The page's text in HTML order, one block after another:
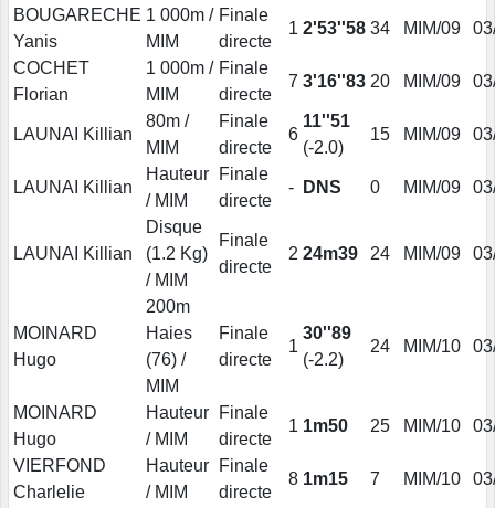
BOUGARECHE
Yanis
1 000m /
MIM
Finale
directe
1 2'53''58 34 MIM/09
COCHET
Florian
1 000m /
MIM
Finale
directe
7 3'16''83 20 MIM/09
LAUNAI Killian
80m /
MIM
Finale
directe
6
11''51
(-2.0)
15 MIM/09
LAUNAI Killian
Hauteur
/ MIM
Finale
directe
- DNS 0 MIM/09
LAUNAI Killian
Disque
(1.2 Kg)
/ MIM
Finale
directe
2 24m39 24 MIM/09
MOINARD
Hugo
200m
Haies
(76) /
MIM
Finale
directe
1
30''89
(-2.2)
24 MIM/10
MOINARD
Hugo
Hauteur
/ MIM
Finale
directe
1 1m50 25 MIM/10
VIERFOND
Charlelie
Hauteur
/ MIM
Finale
directe
8 1m15 7 MIM/10